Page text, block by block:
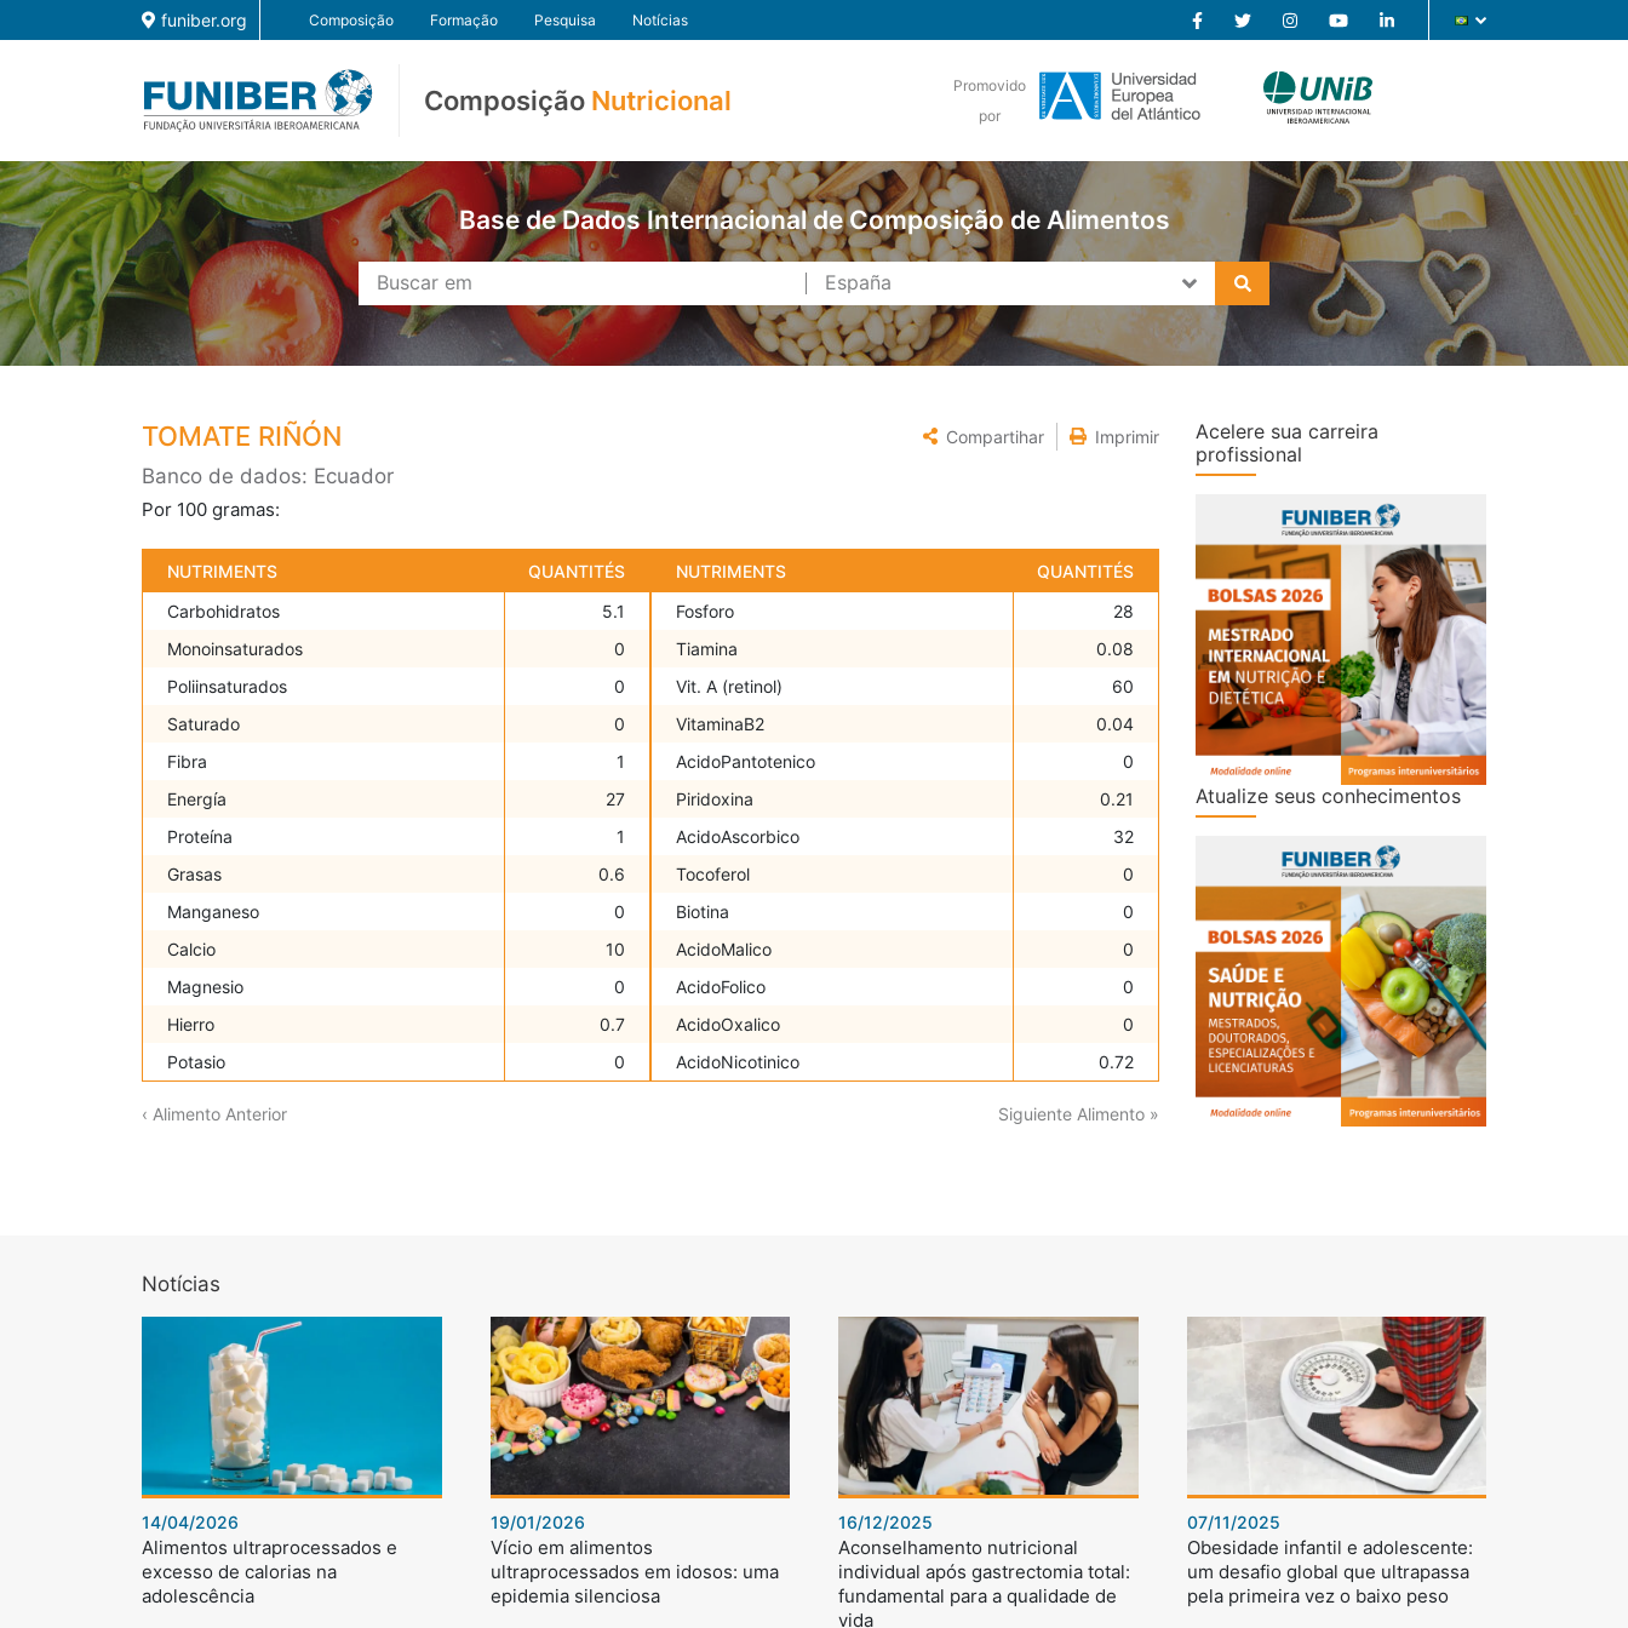
funiber.org Composição Formação Pesquisa Notícias
Composição Nutricional
Promovido
por
Base de Dados Internacional de Composição de Alimentos
TOMATE RIÑÓN Compartihar Imprimir
Banco de dados: Ecuador
Por 100 gramas:
NUTRIMENTS
QUANTITÉS
Carbohidratos
5.1
Monoinsaturados
0
Poliinsaturados
0
Saturado
0
Fibra
1
Energía
27
Proteína
1
Grasas
0.6
Manganeso
0
Calcio
10
Magnesio
0
Hierro
0.7
Potasio
0
NUTRIMENTS
QUANTITÉS
Fosforo
28
Tiamina
0.08
Vit. A (retinol)
60
VitaminaB2
0.04
AcidoPantotenico
0
Piridoxina
0.21
AcidoAscorbico
32
Tocoferol
0
Biotina
0
AcidoMalico
0
AcidoFolico
0
AcidoOxalico
0
AcidoNicotinico
0.72
‹ Alimento Anterior Siguiente Alimento »
Acelere sua carreira
profissional
Atualize seus conhecimentos
Notícias
14/04/2026
Alimentos ultraprocessados e
excesso de calorias na
adolescência
19/01/2026
Vício em alimentos
ultraprocessados em idosos: uma
epidemia silenciosa
16/12/2025
Aconselhamento nutricional
individual após gastrectomia total:
fundamental para a qualidade de
vida
07/11/2025
Obesidade infantil e adolescente:
um desafio global que ultrapassa
pela primeira vez o baixo peso